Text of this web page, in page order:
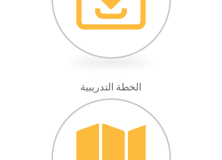
الخطة التدريبية